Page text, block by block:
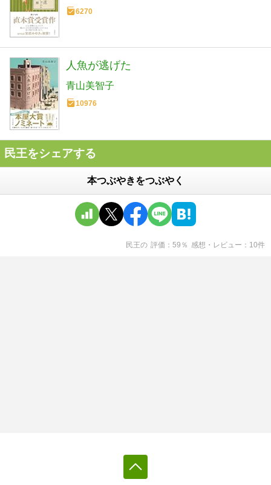
6270
人魚が逃げた
青山美智子
10976
民王をシェアする
本つぶやきをつぶやく
民王の 評価 59 ％ 感想・レビュー 10件